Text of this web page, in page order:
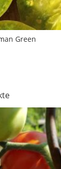
Green